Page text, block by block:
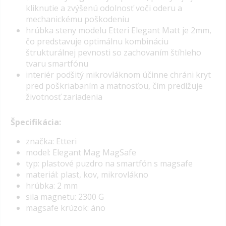
kliknutie a zvýšenú odolnosť voči oderu a
mechanickému poškodeniu
hrúbka steny modelu Etteri Elegant Matt je 2mm,
čo predstavuje optimálnu kombináciu
štrukturálnej pevnosti so zachovaním štíhleho
tvaru smartfónu
interiér podšitý mikrovláknom účinne chráni kryt
pred poškriabaním a matnosťou, čím predlžuje
životnosť zariadenia
Špecifikácia:
značka: Etteri
model: Elegant Mag MagSafe
typ: plastové puzdro na smartfón s magsafe
materiál: plast, kov, mikrovlákno
hrúbka: 2 mm
sila magnetu: 2300 G
magsafe krúzok: áno